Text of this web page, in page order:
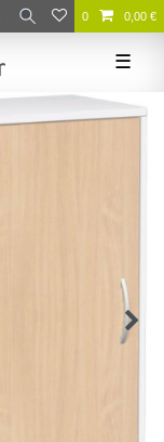
0 0,00 €
☰